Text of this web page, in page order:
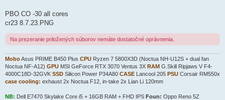
k
PBO CO -30 all cores
cr23 8.7.23.PNG
Na prezeranie priložených súborov nemáte dostatočné oprávnenia.
MoboAsus PRIME B450 Plus CPU Ryzen 7 5800X3D (Noctua NH-U12S + dual fan
Noctua NF-A12) GPU MSI GeForce RTX 3070 Ventus 3X RAM G.Skill Ripjaws V F4-
4000C18D-32GVK SSD Silicon Power P34A80 CASE Lancool 205 PSU Corsair RM550x
case cooling: exhaust 2x Noctua F12, in-take 2x Lian Li 120mm
NB: Dell E7470 Skylake Core i5 + 16GB RAM + FHD IPS Foun: Oppo Reno 5Z